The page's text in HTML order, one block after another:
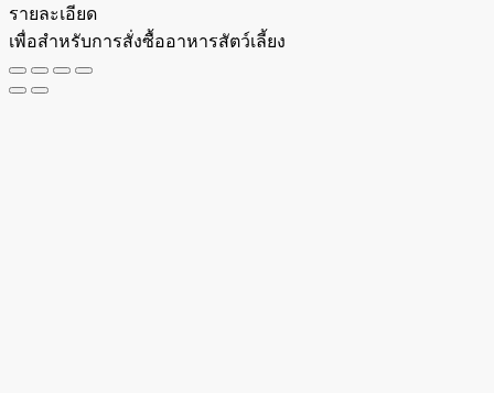
รายละเอียด
เพื่อสำหรับการสั่งซื้ออาหารสัตว์เลี้ยง